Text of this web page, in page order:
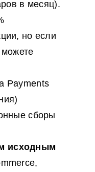
в месяц).
но если
Payments
сборы
исходным